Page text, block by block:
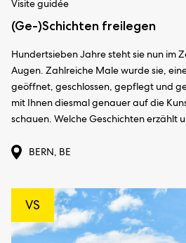
Visite guidée
(Ge-)Schichten freilegen
Hundertsieben Jahre steht sie nun im
Augen. Zahlreiche Male wurde sie,
geöffnet, geschlossen, gepflegt und
mit Ihnen diesmal genauer auf die
schauen. Welche Geschichten erzählt
BERN, BE
VS